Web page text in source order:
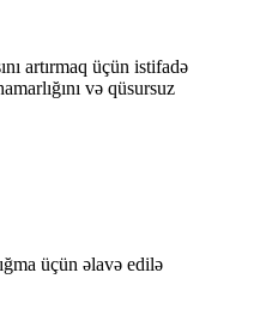
artırmaq üçün istifadə
və qüsursuz
üçün əlavə edilə